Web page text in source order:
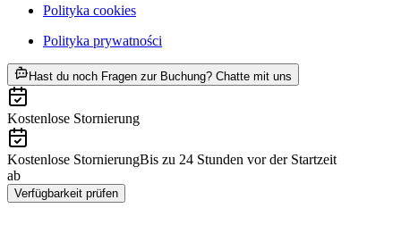
Polityka cookies
Polityka prywatności
Hast du noch Fragen zur Buchung? Chatte mit uns
Kostenlose Stornierung
Kostenlose StornierungBis zu 24 Stunden vor der Startzeit
ab
Verfügbarkeit prüfen